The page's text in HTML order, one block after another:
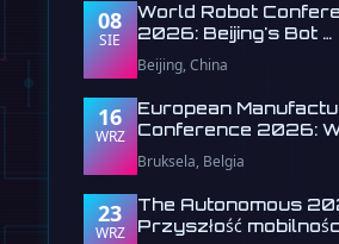
08
SIE
World Robot
2026: Beijing's Bot …
Beijing, China
16
WRZ
European
Conference 2026:
Bruksela, Belgia
23
WRZ
The Autonomous
Przyszłość